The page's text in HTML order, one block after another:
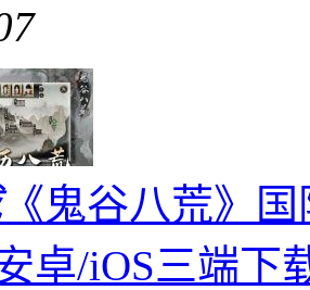
《鬼谷八荒》国
卓/iOS三端下